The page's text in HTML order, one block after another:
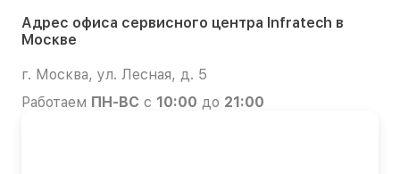
Адрес офиса сервисного центра Infratech в
Москве
г. Москва, ул. Лесная, д. 5
Работаем ПН-ВС с 10:00 до 21:00